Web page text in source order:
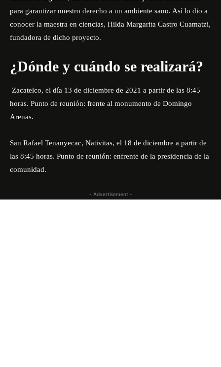
para garantizar nuestro derecho a un ambiente sano. Así lo dio a
conocer la maestra en ciencias, Hilda Margarita Castro Cuamatzi,
fundadora de dicho proyecto.
¿Dónde y cuándo se realizará?
Zacatelco, el día 13 de diciembre de 2021 a partir de las 8:45
horas. Punto de reunión: frente al monumento de Domingo
Arenas.
San Rafael Tenanyecac, Nativitas, el 18 de diciembre a partir de
las 8:45 horas. Punto de reunión: enfrente de la presidencia de la
comunidad.
- Advertisement -